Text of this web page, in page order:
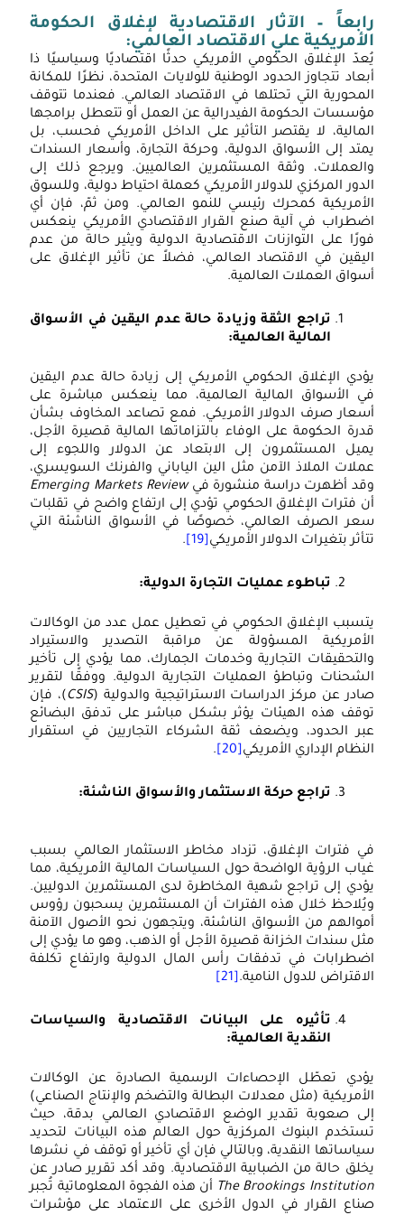
– الآثار الاقتصادية لإغلاق الحكومة
علي الاقتصاد العالمي:
الإغلاق الحكومي الأمريكي حدثًا اقتصاديًا وسياسيًا ذا
تتجاوز الحدود الوطنية للولايات المتحدة، نظرًا للمكانة
التي تحتلها في الاقتصاد العالمي. فعندما تتوقف
الحكومة الفيدرالية عن العمل أو تتعطل برامجها
لا يقتصر التأثير على الداخل الأمريكي فحسب، بل
إلى الأسواق الدولية، وحركة التجارة، وأسعار السندات
وثقة المستثمرين العالميين. ويرجع ذلك إلى
المركزي للدولار الأمريكي كعملة احتياط دولية، وللسوق
كمحرك رئيسي للنمو العالمي. ومن ثمّ، فإن أي
في آلية صنع القرار الاقتصادي الأمريكي ينعكس
على التوازنات الاقتصادية الدولية ويثير حالة من عدم
في الاقتصاد العالمي، فضلاً عن تأثير الإغلاق على
العملات العالمية.
تراجع الثقة وزيادة حالة عدم اليقين في الأسواق
المالية العالمية:
الإغلاق الحكومي الأمريكي إلى زيادة حالة عدم اليقين
الأسواق المالية العالمية، مما ينعكس مباشرة على
صرف الدولار الأمريكي. فمع تصاعد المخاوف بشأن
الحكومة على الوفاء بالتزاماتها المالية قصيرة الأجل،
المستثمرون إلى الابتعاد عن الدولار واللجوء إلى
الملاذ الآمن مثل الين الياباني والفرنك السويسري،
أظهرت دراسة منشورة فيEmerging Markets Review
فترات الإغلاق الحكومي تؤدي إلى ارتفاع واضح في تقلبات
الصرف العالمي، خصوصًا في الأسواق الناشئة التي
بتغيرات الدولار الأمريكي[19]
.
تباطوء عمليات التجارة الدولية:
الإغلاق الحكومي في تعطيل عمل عدد من الوكالات
المسؤولة عن مراقبة التصدير والاستيراد
التجارية وخدمات الجمارك، مما يؤدي إلى تأخير
وتباطؤ العمليات التجارية الدولية. ووفقًا لتقرير
عن مركز الدراسات الاستراتيجية والدولية (CSIS )، فإن
هذه الهيئات يؤثر بشكل مباشر على تدفق البضائع
الحدود، ويضعف ثقة الشركاء التجاريين في استقرار
الإداري الأمريكي[20]
.
تراجع حركة الاستثمار والأسواق الناشئة:
فترات الإغلاق، تزداد مخاطر الاستثمار العالمي بسبب
الرؤية الواضحة حول السياسات المالية الأمريكية، مما
إلى تراجع شهية المخاطرة لدى المستثمرين الدوليين.
خلال هذه الفترات أن المستثمرين يسحبون رؤوس
من الأسواق الناشئة، ويتجهون نحو الأصول الآمنة
سندات الخزانة قصيرة الأجل أو الذهب، وهو ما يؤدي إلى
في تدفقات رأس المال الدولية وارتفاع تكلفة
للدول النامية.[21]
تأثيره على البيانات الاقتصادية والسياسات
النقدية العالمية:
تعطّل الإحصاءات الرسمية الصادرة عن الوكالات
(مثل معدلات البطالة والتضخم والإنتاج الصناعي)
صعوبة تقدير الوضع الاقتصادي العالمي بدقة، حيث
البنوك المركزية حول العالم هذه البيانات لتحديد
النقدية، وبالتالي فإن أي تأخير أو توقف في نشرها
حالة من الضبابية الاقتصادية. وقد أكد تقرير صادر عن
The Brookingsأن هذه الفجوة المعلوماتية تُجبر
القرار في الدول الأخرى على الاعتماد على مؤشرات